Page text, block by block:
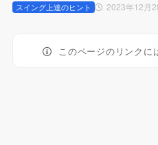
2023年12月
スイング上達のヒント
このページのリンクに